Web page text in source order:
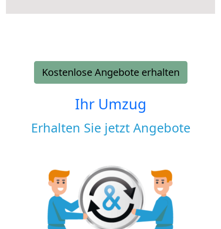
Kostenlose Angebote erhalten
Ihr Umzug
Erhalten Sie jetzt Angebote